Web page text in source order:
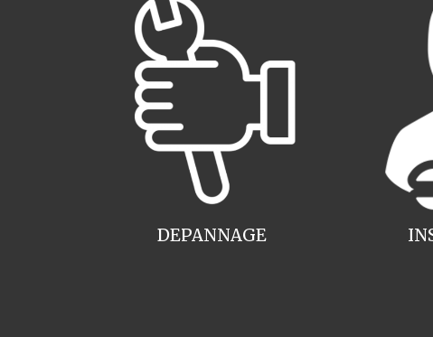
DEPANNAGE